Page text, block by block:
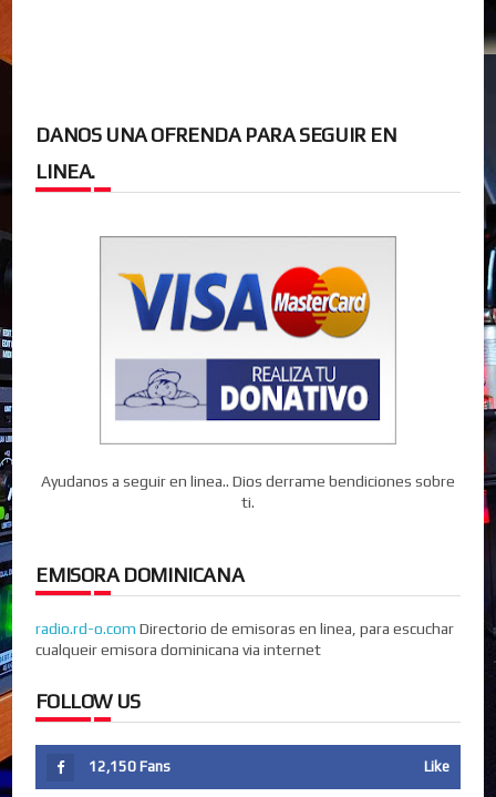
DANOS UNA OFRENDA PARA SEGUIR EN
LINEA.
Ayudanos a seguir en linea.. Dios derrame bendiciones sobre
ti.
EMISORA DOMINICANA
radio.rd-o.com Directorio de emisoras en linea, para escuchar
cualqueir emisora dominicana via internet
FOLLOW US
12,150 Fans Like